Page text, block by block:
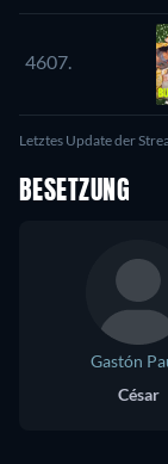
4607.
Letztes Update der
BESETZUNG
Gastón
César